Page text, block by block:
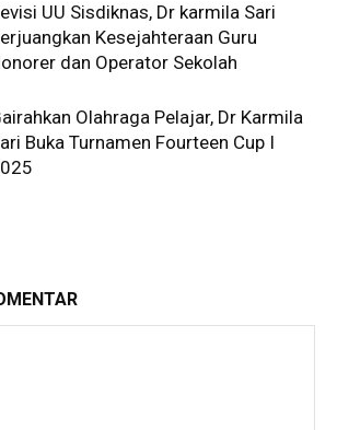
UU Sisdiknas, Dr karmila Sari
Kesejahteraan Guru
dan Operator Sekolah
Olahraga Pelajar, Dr Karmila
Buka Turnamen Fourteen Cup I